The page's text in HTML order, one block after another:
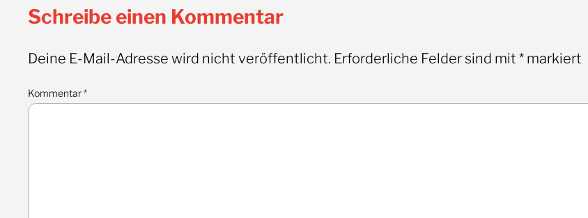
Schreibe einen Kommentar
Deine E-Mail-Adresse wird nicht veröffentlicht. Erforderliche Felder sind mit * markiert
Kommentar*